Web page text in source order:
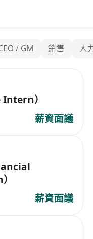
/ GM 銷售 人
）
薪資面議
薪資面議